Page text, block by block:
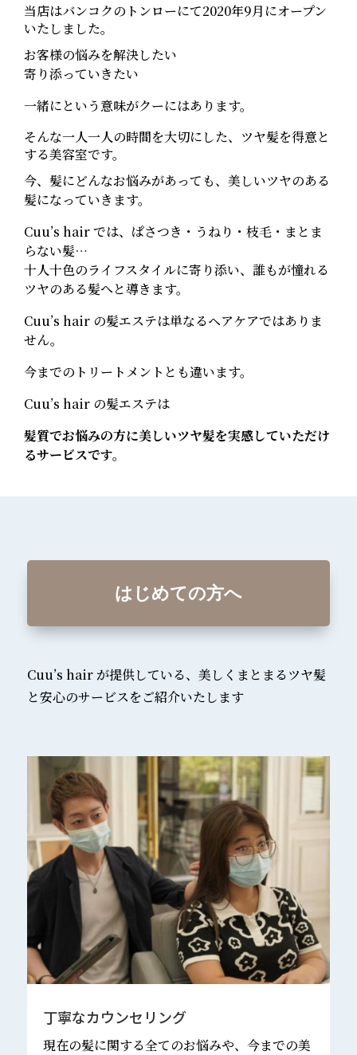
当店はバンコクのトンローにて2020年9月にオープン
いたしました。
お客様の悩みを解決したい
寄り添っていきたい
一緒にという意味がクーにはあります。
そんな一人一人の時間を大切にした、ツヤ髪を得意と
する美容室です。
今、髪にどんなお悩みがあっても、美しいツヤのある
髪になっていきます。
Cuu’s hair では、ぱさつき・うねり・枝毛・まとま
らない髪…
十人十色のライフスタイルに寄り添い、誰もが憧れる
ツヤのある髪へと導きます。
Cuu’s hair の髪エステは単なるヘアケアではありま
せん。
今までのトリートメントとも違います。
Cuu’s hair の髪エステは
髪質でお悩みの方に美しいツヤ髪を実感していただけ
るサービスです。
はじめての方へ
Cuu’s hair が提供している、美しくまとまるツヤ髪
と安心のサービスをご紹介いたします
丁寧なカウンセリング
現在の髪に関する全てのお悩みや、今までの美